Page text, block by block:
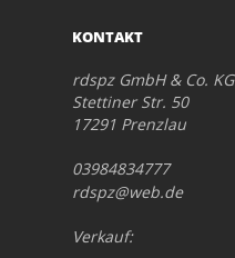
KONTAKT
rdspz GmbH & Co. KG
Stettiner Str. 50
17291 Prenzlau
03984834777
rdspz@web.de
Verkauf: